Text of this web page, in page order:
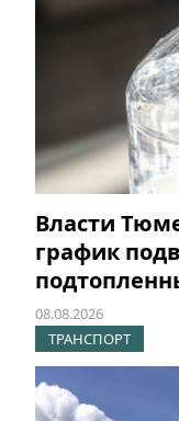
Власти
график
08.08.2026
ТРАНСПОРТ